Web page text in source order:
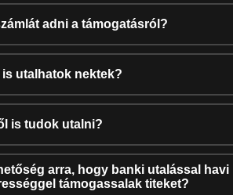
adni a támogatásról?
utalhatok nektek?
is tudok utalni?
arra, hogy banki utalással havi
támogassalak titeket?